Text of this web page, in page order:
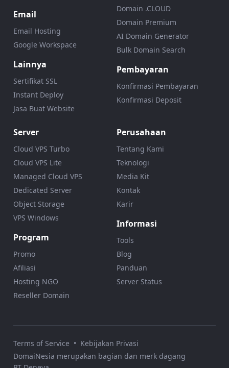
Email
Email Hosting
Google Workspace
Lainnya
Sertifikat SSL
Instant Deploy
Jasa Buat Website
Domain .CLOUD
Domain Premium
AI Domain Generator
Bulk Domain Search
Pembayaran
Konfirmasi Pembayaran
Konfirmasi Deposit
Server
Cloud VPS Turbo
Cloud VPS Lite
Managed Cloud VPS
Dedicated Server
Object Storage
VPS Windows
Program
Promo
Afiliasi
Hosting NGO
Reseller Domain
Perusahaan
Tentang Kami
Teknologi
Media Kit
Kontak
Karir
Informasi
Tools
Blog
Panduan
Server Status
Terms of Service • Kebijakan Privasi
DomaiNesia merupakan bagian dan merk dagang